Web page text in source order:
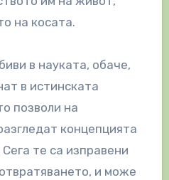
на косата.
в науката, обаче,
в истинската
позволи на
концепцията
те са изправени
и може